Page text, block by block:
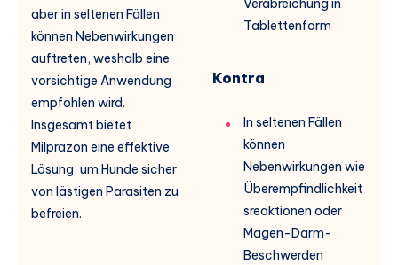
aber in seltenen Fällen
können Nebenwirkungen
auftreten, weshalb eine
vorsichtige Anwendung
empfohlen wird.
Insgesamt bietet
Milprazon eine effektive
Lösung, um Hunde sicher
von lästigen Parasiten zu
befreien.
Verabreichung in
Tablettenform
Kontra
In seltenen Fällen
können
Nebenwirkungen wie
Überempfindlichkeit
sreaktionen oder
Magen-Darm-
Beschwerden